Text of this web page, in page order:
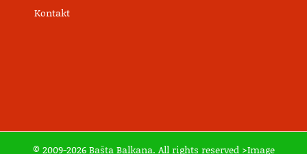
Kontakt
© 2009-2026 Bašta Balkana. All rights reserved >Image